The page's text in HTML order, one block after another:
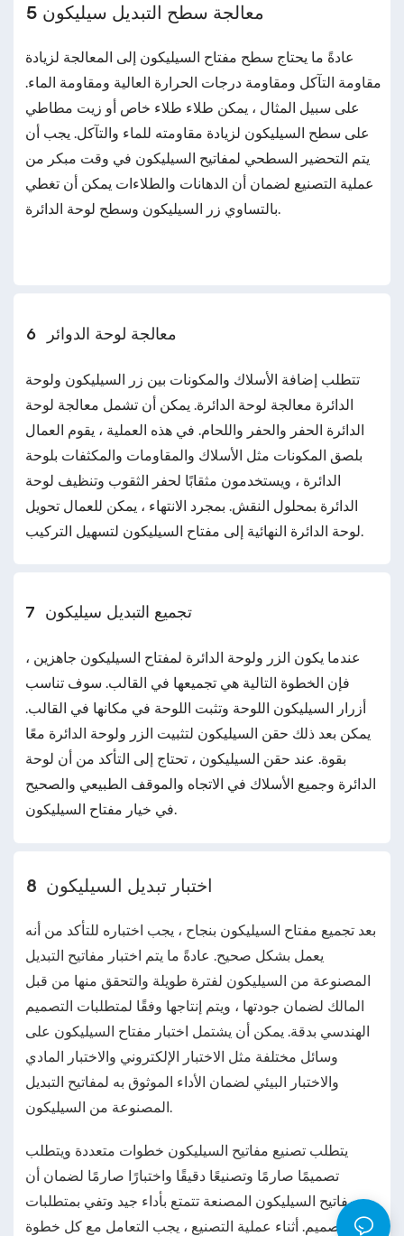
5 معالجة سطح التبديل سيليكون
عادةً ما يحتاج سطح مفتاح السيليكون إلى المعالجة لزيادة
مقاومة التآكل ومقاومة درجات الحرارة العالية ومقاومة الماء.
على سبيل المثال ، يمكن طلاء طلاء خاص أو زيت مطاطي
على سطح السيليكون لزيادة مقاومته للماء والتآكل. يجب أن
يتم التحضير السطحي لمفاتيح السيليكون في وقت مبكر من
عملية التصنيع لضمان أن الدهانات والطلاءات يمكن أن تغطي
بالتساوي زر السيليكون وسطح لوحة الدائرة.
6 معالجة لوحة الدوائر
تتطلب إضافة الأسلاك والمكونات بين زر السيليكون ولوحة
الدائرة معالجة لوحة الدائرة. يمكن أن تشمل معالجة لوحة
الدائرة الحفر والحفر واللحام. في هذه العملية ، يقوم العمال
بلصق المكونات مثل الأسلاك والمقاومات والمكثفات بلوحة
الدائرة ، ويستخدمون مثقابًا لحفر الثقوب وتنظيف لوحة
الدائرة بمحلول النقش. بمجرد الانتهاء ، يمكن للعمال تحويل
7 تجميع التبديل سيليكون
عندما يكون الزر ولوحة الدائرة لمفتاح السيليكون جاهزين ،
فإن الخطوة التالية هي تجميعها في القالب. سوف تناسب
أزرار السيليكون اللوحة وتثبت اللوحة في مكانها في القالب.
يمكن بعد ذلك حقن السيليكون لتثبيت الزر ولوحة الدائرة معًا
بقوة. عند حقن السيليكون ، تحتاج إلى التأكد من أن لوحة
الدائرة وجميع الأسلاك في الاتجاه والموقف الطبيعي والصحيح
في خيار مفتاح السيليكون.
8 اختبار تبديل السيليكون
بعد تجميع مفتاح السيليكون بنجاح ، يجب اختباره للتأكد من أنه
يعمل بشكل صحيح. عادةً ما يتم اختبار مفاتيح التبديل
المصنوعة من السيليكون لفترة طويلة والتحقق منها من قبل
المالك لضمان جودتها ، ويتم إنتاجها وفقًا لمتطلبات التصميم
الهندسي بدقة. يمكن أن يشتمل اختبار مفتاح السيليكون على
وسائل مختلفة مثل الاختبار الإلكتروني والاختبار المادي
والاختبار البيئي لضمان الأداء الموثوق به لمفاتيح التبديل
المصنوعة من السيليكون.
يتطلب تصنيع مفاتيح السيليكون خطوات متعددة ويتطلب
تصميمًا صارمًا وتصنيعًا دقيقًا واختبارًا صارمًا لضمان أن
مفاتيح السيليكون المصنعة تتمتع بأداء جيد وتفي بمتطلبات
التصميم. أثناء عملية التصنيع ، يجب التعامل مع كل خطوة